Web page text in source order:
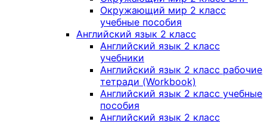
Окружающий мир 2 класс
учебные пособия
Английский язык 2 класс
Английский язык 2 класс
учебники
Английский язык 2 класс рабочие
тетради (Workbook)
Английский язык 2 класс учебные
пособия
Английский язык 2 класс